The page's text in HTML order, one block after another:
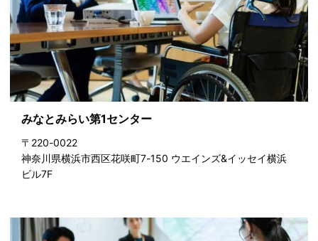
みなとみらい第1センター
〒220-0022
神奈川県横浜市西区花咲町7-150 ウエインズ&イッセイ横浜
ビル7F